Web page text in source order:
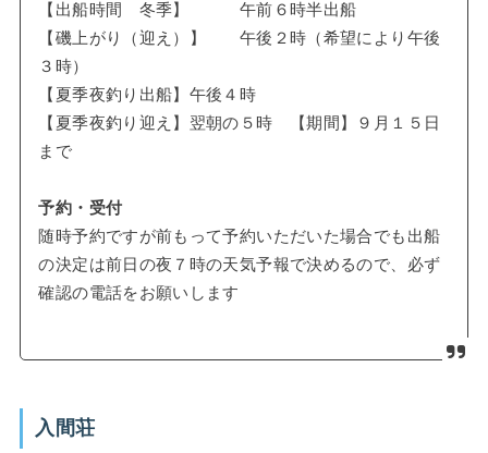
【出船時間 冬季】 午前６時半出船
【磯上がり（迎え）】 午後２時（希望により午後
３時）
【夏季夜釣り出船】午後４時
【夏季夜釣り迎え】翌朝の５時 【期間】９月１５日
まで
予約・受付
随時予約ですが前もって予約いただいた場合でも出船
の決定は前日の夜７時の天気予報で決めるので、必ず
確認の電話をお願いします
入間荘